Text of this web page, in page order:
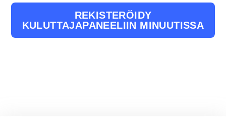
REKISTERÖIDY
KULUTTAJAPANEELIIN MINUUTISSA